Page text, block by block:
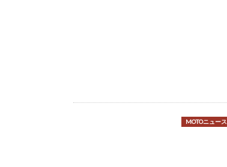
MOTOニュース